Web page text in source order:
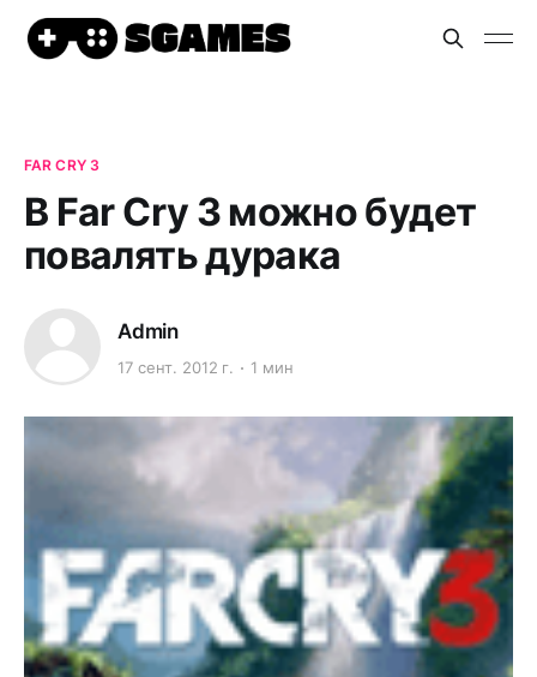
FAR CRY 3
В Far Cry 3 можно будет
повалять дурака
Admin
17 сент. 2012 г. 1 мин